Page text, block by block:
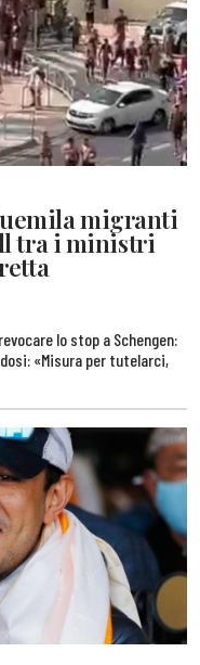
migranti
tra i ministri
lo stop a Schengen:
«Misura per tutelarci,